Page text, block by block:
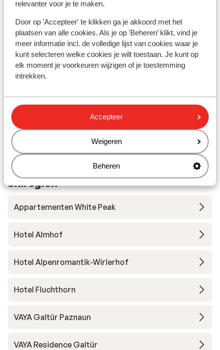
relevanter voor je te maken.
Door op 'Accepteer' te klikken ga je akkoord met het
plaatsen van alle cookies. Als je op 'Beheren’ klikt, vind je
meer informatie incl. de volledige lijst van cookies waar je
kunt selecteren welke cookies je wilt toestaan. Je kunt op
elk moment je voorkeuren wijzigen of je toestemming
intrekken.
Accepteer
Weigeren
Beheren
Skilift ischgl: 7 km
(Mini)supermarkt: 1 km
Tussen galtür en ischgl
Skipas, -les en verhuur
Skipas
Skilessen
Andere accommodaties in Silvretta
Skiregion
Appartementen White Peak
Hotel Almhof
Hotel Alpenromantik-Wirlerhof
Hotel Fluchthorn
VAYA Galtür Paznaun
VAYA Residence Galtür